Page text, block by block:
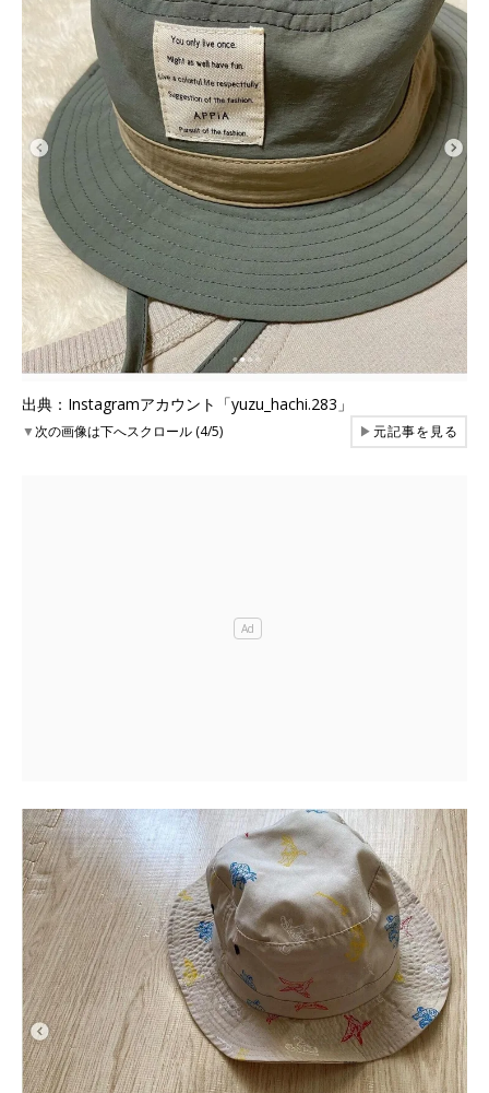
出典：Instagramアカウント「yuzu_hachi.283」
▼次の画像は下へスクロール (4/5) ▶元記事を見る